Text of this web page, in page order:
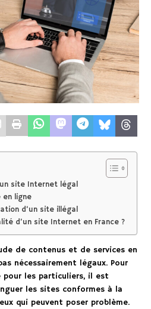
site Internet légal
en ligne
d’un site illégal
d’un site Internet en France ?
de contenus et de services en
nécessairement légaux. Pour
pour les particuliers, il est
les sites conformes à la
qui peuvent poser problème.